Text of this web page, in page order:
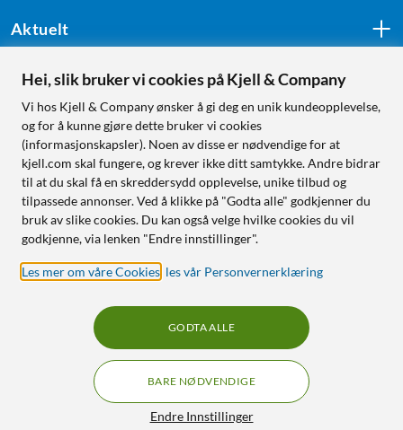
Aktuelt
Følg oss
Handle fra:
Sverige
Norge
RÅD OG TILBEHØR TIL
HJEMMEELEKTRONIKK
Hei, slik bruker vi cookies på Kjell & Company
Vi hos Kjell & Company ønsker å gi deg en unik kundeopplevelse,
og for å kunne gjøre dette bruker vi cookies
(informasjonskapsler). Noen av disse er nødvendige for at
kjell.com skal fungere, og krever ikke ditt samtykke. Andre bidrar
til at du skal få en skreddersydd opplevelse, unike tilbud og
tilpassede annonser. Ved å klikke på "Godta alle" godkjenner du
bruk av slike cookies. Du kan også velge hvilke cookies du vil
godkjenne, via lenken "Endre innstillinger".
Les mer om våre Cookies les vår Personvernerklæring
Endre Innstillinger
BARE NØDVENDIGE
GODTA ALLE